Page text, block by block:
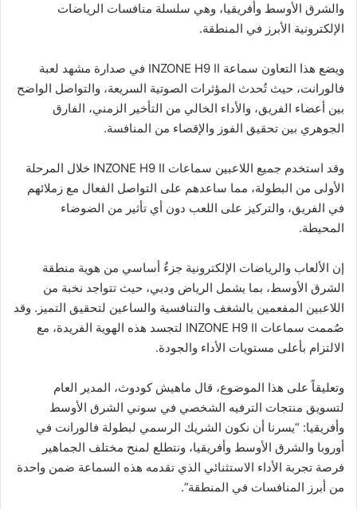
والشرق الأوسط وأفريقيا، وهي سلسلة منافسات الرياضات
الإلكترونية الأبرز في المنطقة.
ويضع هذا التعاون سماعة INZONE H9 II في صدارة مشهد لعبة
فالورانت، حيث تُحدث المؤثرات الصوتية السريعة، والتواصل الواضح
بين أعضاء الفريق، والأداء الخالي من التأخير الزمني، الفارق
الجوهري بين تحقيق الفوز والإقصاء من المنافسة.
وقد استخدم جميع اللاعبين سماعات INZONE H9 II خلال المرحلة
الأولى من البطولة، مما ساعدهم على التواصل الفعال مع زملائهم
في الفريق، والتركيز على اللعب دون أي تأثير من الضوضاء
المحيطة.
إن الألعاب والرياضات الإلكترونية جزءٌ أساسي من هوية منطقة
الشرق الأوسط، بما يشمل الرياض ودبي، حيث تتواجد نخبة من
اللاعبين المفعمين بالشغف والتنافسية والساعين لتحقيق التميز. وقد
صُممت سماعات INZONE H9 II لتجسد هذه الهوية الفريدة، مع
الالتزام بأعلى مستويات الأداء والجودة.
وتعليقاً على هذا الموضوع، قال ماهيش كودوث، المدير العام
لتسويق منتجات الترفيه الشخصي في سوني الشرق الأوسط
وأفريقيا: “يسرنا أن نكون الشريك الرسمي لبطولة فالورانت في
أوروبا والشرق الأوسط وأفريقيا، ونتطلع لمنح مختلف الجماهير
فرصة تجربة الأداء الاستثنائي الذي تقدمه هذه السماعة ضمن واحدة
من أبرز المنافسات في المنطقة”.